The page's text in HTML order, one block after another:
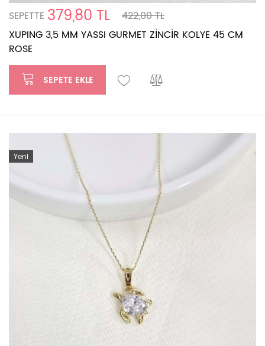
SEPETTE 379,80 TL
422,00 TL
XUPING 3,5 MM YASSI GURMET ZİNCİR KOLYE 45 CM
ROSE
SEPETE EKLE
Yeni